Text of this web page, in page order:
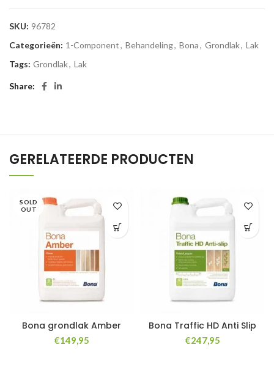
SKU: 96782
Categorieën: 1-Component, Behandeling, Bona, Grondlak, Lak
Tags: Grondlak, Lak
Share
GERELATEERDE PRODUCTEN
SOLD
OUT
Bona grondlak Amber
€149,95
Bona Traffic HD Anti Slip
€247,95